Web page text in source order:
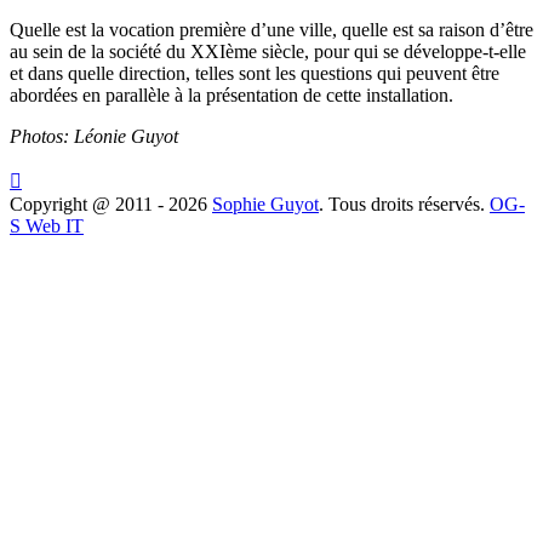
Quelle est la vocation première d’une ville, quelle est sa raison d’être
au sein de la société du XXIème siècle, pour qui se développe-t-elle
et dans quelle direction, telles sont les questions qui peuvent être
abordées en parallèle à la présentation de cette installation.
Photos: Léonie Guyot

Copyright @ 2011 - 2026 Sophie Guyot. Tous droits réservés. OG-
S Web IT